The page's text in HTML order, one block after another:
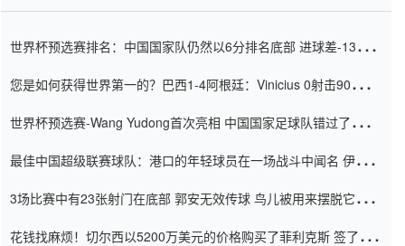
世界杯预选赛排名：中国国家队仍然以6分排名底部 进球差-13令人
您是如何获得世界第一的？巴西1-4阿根廷：Vinicius 0射击90分钟
世界杯预选赛-Wang Yudong首次亮相 中国国家足球队错过了世界
最佳中国超级联赛球队：港口的年轻球员在一场战斗中闻名 伊万放
3场比赛中有23张射门在底部 郭安无效传球 鸟儿被用来摆脱它
花钱找麻烦！切尔西以5200万美元的价格购买了菲利克斯 签了7年